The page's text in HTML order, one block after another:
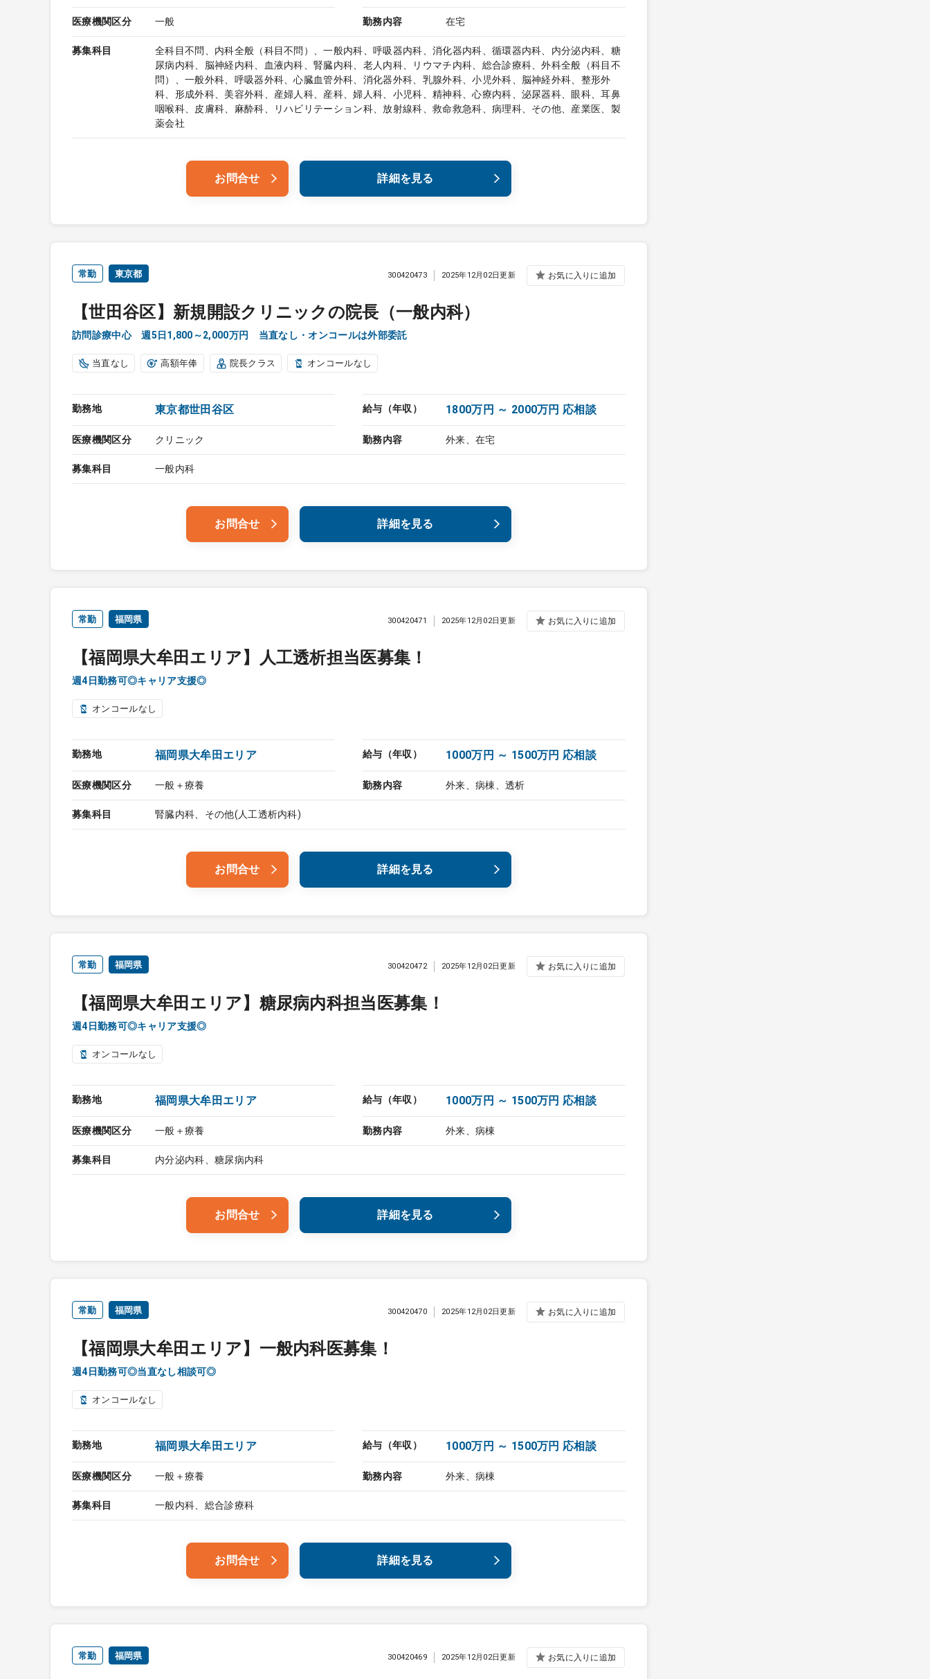
医療機関区分 一般 勤務内容 在宅
募集科目
全科目不問、内科全般（科目不問）、一般内科、呼吸器内科、消化器内科、循環器内科、内分泌内科、糖
尿病内科、脳神経内科、血液内科、腎臓内科、老人内科、リウマチ内科、総合診療科、外科全般（科目不
問）、一般外科、呼吸器外科、心臓血管外科、消化器外科、乳腺外科、小児外科、脳神経外科、整形外
科、形成外科、美容外科、産婦人科、産科、婦人科、小児科、精神科、心療内科、泌尿器科、眼科、耳鼻
咽喉科、皮膚科、麻酔科、リハビリテーション科、放射線科、救命救急科、病理科、その他、産業医、製
薬会社
お問合せ 詳細を見る
常勤 東京都
【世田谷区】新規開設クリニックの院長（一般内科）
訪問診療中心 週5日1,800～2,000万円 当直なし・オンコールは外部委託
300420473 2025年12月02日更新 お気に入りに追加
当直なし 高額年俸 院長クラス オンコールなし
勤務地 東京都世田谷区 給与（年収） 1800万円 ～ 2000万円 応相談
医療機関区分 クリニック 勤務内容 外来、在宅
募集科目 一般内科
お問合せ 詳細を見る
常勤 福岡県
【福岡県大牟田エリア】人工透析担当医募集！
週4日勤務可◎キャリア支援◎
300420471 2025年12月02日更新 お気に入りに追加
オンコールなし
勤務地 福岡県大牟田エリア 給与（年収） 1000万円 ～ 1500万円 応相談
医療機関区分 一般＋療養 勤務内容 外来、病棟、透析
募集科目 腎臓内科、その他(人工透析内科)
お問合せ 詳細を見る
常勤 福岡県
【福岡県大牟田エリア】糖尿病内科担当医募集！
週4日勤務可◎キャリア支援◎
300420472 2025年12月02日更新 お気に入りに追加
オンコールなし
勤務地 福岡県大牟田エリア 給与（年収） 1000万円 ～ 1500万円 応相談
医療機関区分 一般＋療養 勤務内容 外来、病棟
募集科目 内分泌内科、糖尿病内科
お問合せ 詳細を見る
常勤 福岡県
【福岡県大牟田エリア】一般内科医募集！
週4日勤務可◎当直なし相談可◎
300420470 2025年12月02日更新 お気に入りに追加
オンコールなし
勤務地 福岡県大牟田エリア 給与（年収） 1000万円 ～ 1500万円 応相談
医療機関区分 一般＋療養 勤務内容 外来、病棟
募集科目 一般内科、総合診療科
お問合せ 詳細を見る
常勤 福岡県 300420469 2025年12月02日更新 お気に入りに追加